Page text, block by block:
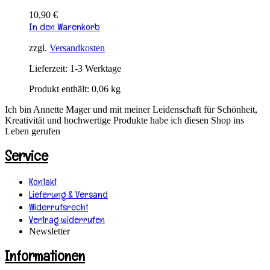
10,90 €
In den Warenkorb
zzgl. Versandkosten
Lieferzeit: 1-3 Werktage
Produkt enthält: 0,06 kg
Ich bin Annette Mager und mit meiner Leidenschaft für Schönheit,
Kreativität und hochwertige Produkte habe ich diesen Shop ins
Leben gerufen
Service
Kontakt
Lieferung & Versand
Widerrufsrecht
Vertrag widerrufen
Newsletter
Informationen